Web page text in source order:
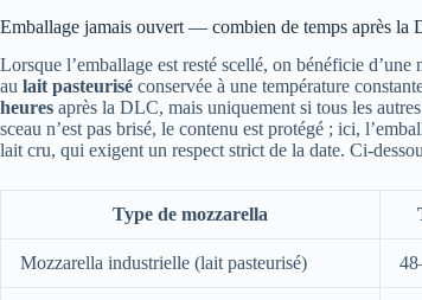
Emballage jamais ouvert — combien de temps après la
Lorsque l’emballage est resté scellé, on bénéficie
au lait pasteurisé conservée à une température
heures après la DLC, mais uniquement si tous les
sceau n’est pas brisé, le contenu est protégé ; ici,
lait cru, qui exigent un respect strict de la date. Ci-
Type de mozzarella
Mozzarella industrielle (lait pasteurisé)